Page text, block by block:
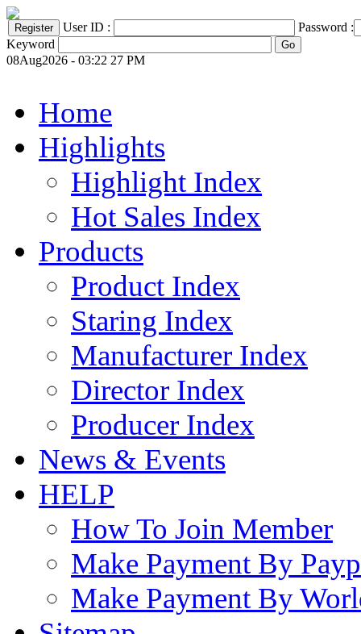
User ID :
Password :
Keyword
08Aug2026 - 03:22 27 PM
Home
Highlights
Highlight Index
Hot Sales Index
Products
Product Index
Staring Index
Manufacturer Index
Director Index
Producer Index
News & Events
HELP
How To Join Member
Make Payment By
Make Payment By